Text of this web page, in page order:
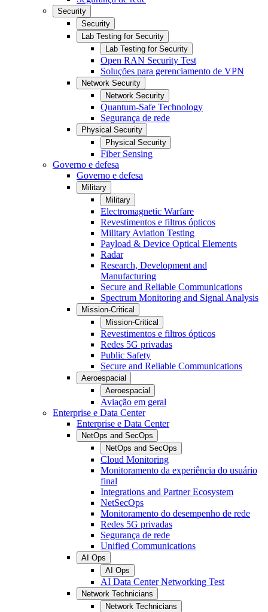
Security
Security
Lab Testing for Security
Lab Testing for Security
Open RAN Security Test
Soluções para gerenciamento de VPN
Network Security
Network Security
Quantum-Safe Technology
Segurança de rede
Physical Security
Physical Security
Fiber Sensing
Governo e defesa
Governo e defesa
Military
Military
Electromagnetic Warfare
Revestimentos e filtros ópticos
Military Aviation Testing
Payload & Device Optical Elements
Radar
Research, Development and
Manufacturing
Secure and Reliable Communications
Spectrum Monitoring and Signal Analysis
Mission-Critical
Mission-Critical
Revestimentos e filtros ópticos
Redes 5G privadas
Public Safety
Secure and Reliable Communications
Aeroespacial
Aeroespacial
Aviação em geral
Enterprise e Data Center
Enterprise e Data Center
NetOps and SecOps
NetOps and SecOps
Cloud Monitoring
Monitoramento da experiência do usuário
final
Integrations and Partner Ecosystem
NetSecOps
Monitoramento do desempenho de rede
Redes 5G privadas
Segurança de rede
Unified Communications
AI Ops
AI Ops
AI Data Center Networking Test
Network Technicians
Network Technicians